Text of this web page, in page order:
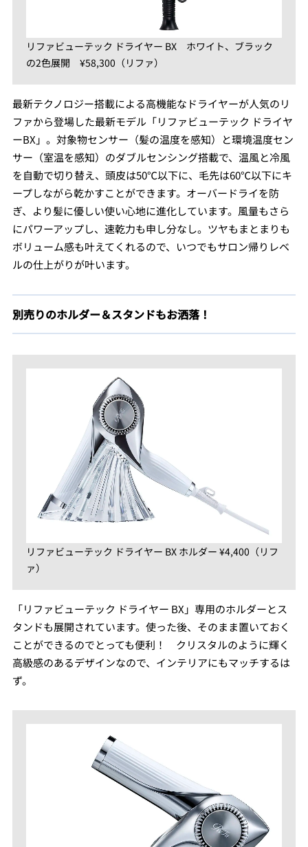
リファビューテック ドライヤー BX ホワイト、ブラック
の2色展開 ¥58,300（リファ）
最新テクノロジー搭載による高機能なドライヤーが人気のリ
ファから登場した最新モデル「リファビューテック ドライヤ
ーBX」。対象物センサー（髪の温度を感知）と環境温度セン
サー（室温を感知）のダブルセンシング搭載で、温風と冷風
を自動で切り替え、頭皮は50℃以下に、毛先は60℃以下にキ
ープしながら乾かすことができます。オーバードライを防
ぎ、より髪に優しい使い心地に進化しています。風量もさら
にパワーアップし、速乾力も申し分なし。ツヤもまとまりも
ボリューム感も叶えてくれるので、いつでもサロン帰りレベ
ルの仕上がりが叶います。
別売りのホルダー＆スタンドもお洒落！
リファビューテック ドライヤー BX ホルダー ¥4,400（リフ
ァ）
「リファビューテック ドライヤー BX」専用のホルダーとス
タンドも展開されています。使った後、そのまま置いておく
ことができるのでとっても便利！ クリスタルのように輝く
高級感のあるデザインなので、インテリアにもマッチするは
ず。